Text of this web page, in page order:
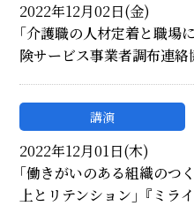
2022年12月02日(金)
｢介護職の人材定着と職場
険サービス事業者調布連絡
講演
2022年12月01日(木)
｢働きがいのある組織のつ
上とリテンション｣『ミラ